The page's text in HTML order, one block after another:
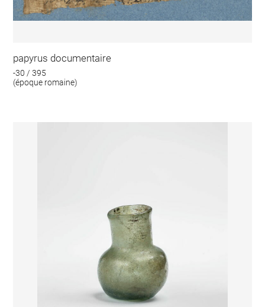
papyrus documentaire
-30 / 395
(époque romaine)